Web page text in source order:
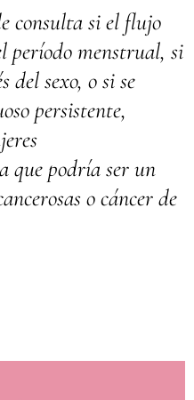
consulta si el flujo
período menstrual, si
del sexo, o si se
persistente,
que podría ser un
o cáncer de